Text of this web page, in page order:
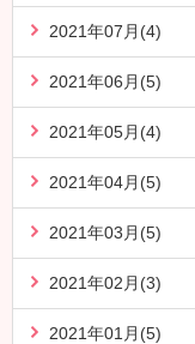
2021年07月(4)
2021年06月(5)
2021年05月(4)
2021年04月(5)
2021年03月(5)
2021年02月(3)
2021年01月(5)